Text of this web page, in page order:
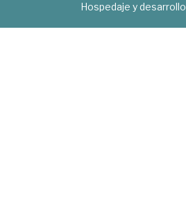
Hospedaje y desarrollo